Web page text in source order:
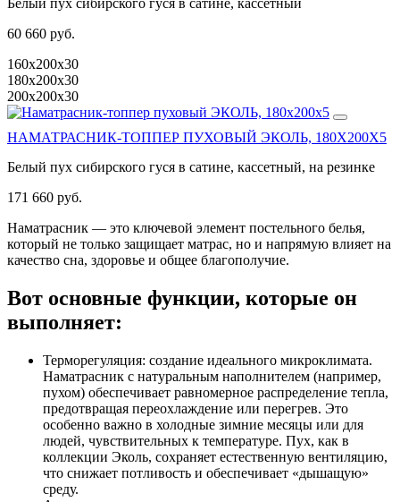
60 660 руб.
160х200х30
180х200х30
200х200х30
НАМАТРАСНИК-ТОППЕР ПУХОВЫЙ ЭКОЛЬ, 180Х200Х5
Белый пух сибирского гуся в сатине, кассетный, на резинке
171 660 руб.
Наматрасник — это ключевой элемент постельного белья,
который не только защищает матрас, но и напрямую влияет на
качество сна, здоровье и общее благополучие.
Вот основные функции, которые он
выполняет:
Терморегуляция: создание идеального микроклимата.
Наматрасник с натуральным наполнителем (например,
пухом) обеспечивает равномерное распределение тепла,
предотвращая переохлаждение или перегрев. Это
особенно важно в холодные зимние месяцы или для
людей, чувствительных к температуре. Пух, как в
коллекции Эколь, сохраняет естественную вентиляцию,
что снижает потливость и обеспечивает «дышащую»
среду.